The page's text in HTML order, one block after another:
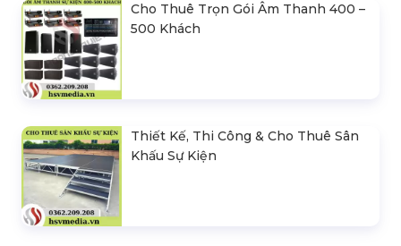
Cho Thuê Trọn Gói Âm Thanh 400 –
500 Khách
Thiết Kế, Thi Công & Cho Thuê Sân
Khấu Sự Kiện